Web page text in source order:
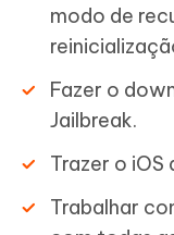
modo de
Fazer o
Jailbreak.
Trazer o iOS
Trabalhar